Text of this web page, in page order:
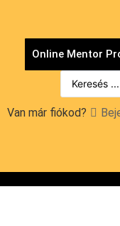
Online Mentor
Van már fiókod?